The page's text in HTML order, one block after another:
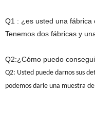
Q1 : ¿es usted una fábrica
Tenemos dos fábricas y
Q2:¿Cómo puedo
Q2: Usted puede darnos sus
podemos darle una muestra